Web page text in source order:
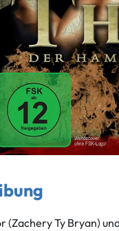
(Zachery Ty Bryan)